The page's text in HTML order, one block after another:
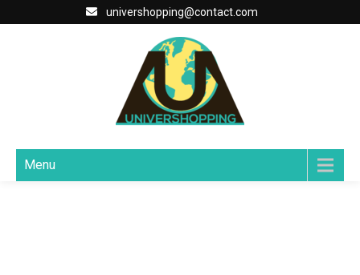
univershopping@contact.com
Menu